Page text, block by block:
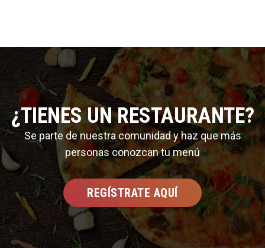
¿TIENES UN RESTAURANTE?
Se parte de nuestra comunidad y haz que más
personas conozcan tu menú
REGÍSTRATE AQUÍ